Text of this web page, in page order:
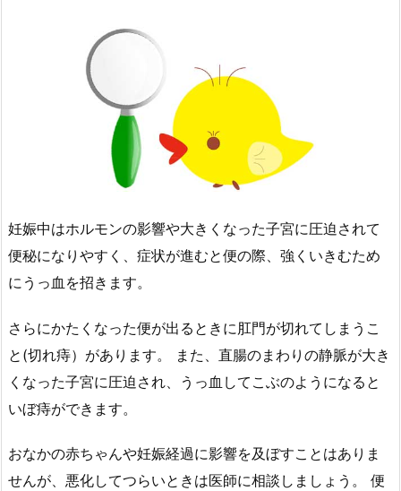
妊娠中はホルモンの影響や大きくなった子宮に圧迫されて
便秘になりやすく、症状が進むと便の際、強くいきむため
にうっ血を招きます。
さらにかたくなった便が出るときに肛門が切れてしまうこ
と(切れ痔）があります。 また、直腸のまわりの静脈が大き
くなった子宮に圧迫され、うっ血してこぶのようになると
いぼ痔ができます。
おなかの赤ちゃんや妊娠経過に影響を及ぼすことはありま
せんが、悪化してつらいときは医師に相談しましょう。 便